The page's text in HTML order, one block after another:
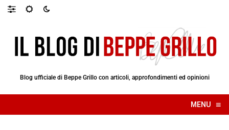
Blog ufficiale di Beppe Grillo con articoli, approfondimenti ed opinioni
MENU ≡
☰